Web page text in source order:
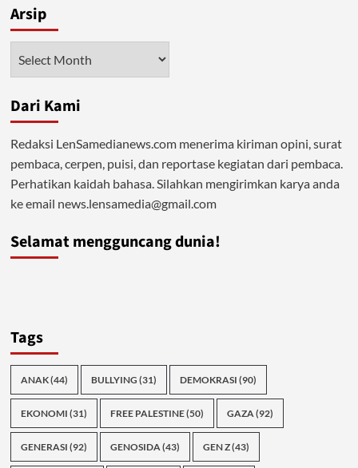
Arsip
Dari Kami
Redaksi LenSamedianews.com menerima kiriman opini, surat
pembaca, cerpen, puisi, dan reportase kegiatan dari pembaca.
Perhatikan kaidah bahasa. Silahkan mengirimkan karya anda
ke email news.lensamedia@gmail.com
Selamat mengguncang dunia!
Tags
ANAK(44) BULLYING (31) DEMOKRASI (90)
EKONOMI (31) FREE PALESTINE(50) GAZA(92)
GENERASI (92) GENOSIDA(43) GEN Z(43)